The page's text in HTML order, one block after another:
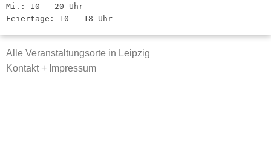
Mi.: 10 – 20 Uhr
Feiertage: 10 – 18 Uhr
Alle Veranstaltungsorte in Leipzig
Kontakt + Impressum